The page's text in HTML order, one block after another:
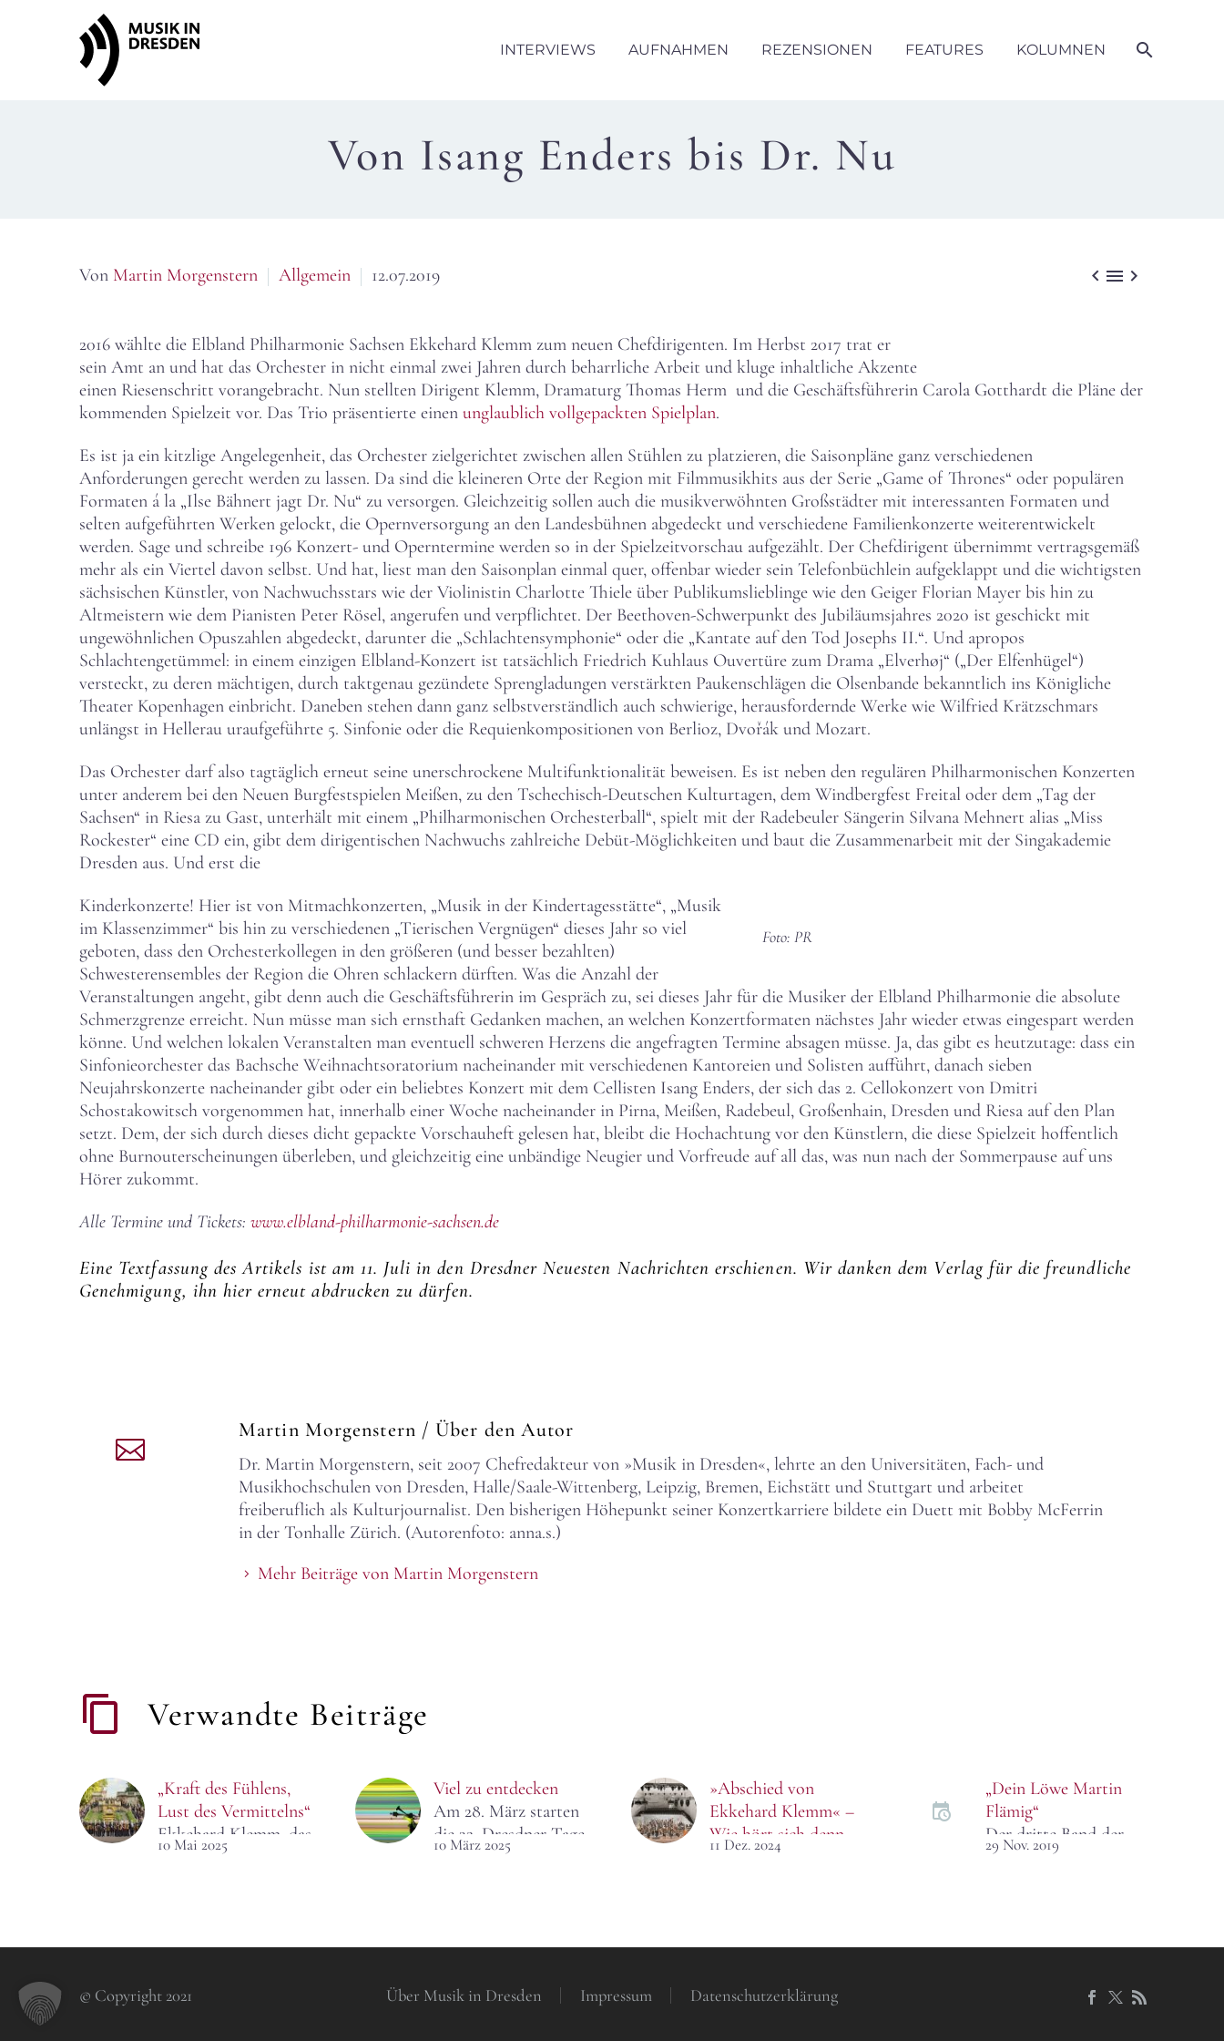
INTERVIEWS AUFNAHMEN REZENSIONEN FEATURES KOLUMNEN
Von Isang Enders bis Dr. Nu
  
Von Martin Morgenstern Allgemein 12.07.2019
2016 wählte die Elbland Philharmonie Sachsen Ekkehard Klemm zum neuen Chefdirigenten. Im Herbst 2017 trat er
sein Amt an und hat das Orchester in nicht einmal zwei Jahren durch beharrliche Arbeit und kluge inhaltliche Akzente
einen Riesenschritt vorangebracht. Nun stellten Dirigent Klemm, Dramaturg Thomas Herm und die Geschäftsführerin Carola Gotthardt die Pläne der
kommenden Spielzeit vor. Das Trio präsentierte einen unglaublich vollgepackten Spielplan.
Es ist ja ein kitzlige Angelegenheit, das Orchester zielgerichtet zwischen allen Stühlen zu platzieren, die Saisonpläne ganz verschiedenen
Anforderungen gerecht werden zu lassen. Da sind die kleineren Orte der Region mit Filmmusikhits aus der Serie „Game of Thrones“ oder populären
Formaten á la „Ilse Bähnert jagt Dr. Nu“ zu versorgen. Gleichzeitig sollen auch die musikverwöhnten Großstädter mit interessanten Formaten und
selten aufgeführten Werken gelockt, die Opernversorgung an den Landesbühnen abgedeckt und verschiedene Familienkonzerte weiterentwickelt
werden. Sage und schreibe 196 Konzert- und Operntermine werden so in der Spielzeitvorschau aufgezählt. Der Chefdirigent übernimmt vertragsgemäß
mehr als ein Viertel davon selbst. Und hat, liest man den Saisonplan einmal quer, offenbar wieder sein Telefonbüchlein aufgeklappt und die wichtigsten
sächsischen Künstler, von Nachwuchsstars wie der Violinistin Charlotte Thiele über Publikumslieblinge wie den Geiger Florian Mayer bis hin zu
Altmeistern wie dem Pianisten Peter Rösel, angerufen und verpflichtet. Der Beethoven-Schwerpunkt des Jubiläumsjahres 2020 ist geschickt mit
ungewöhnlichen Opuszahlen abgedeckt, darunter die „Schlachtensymphonie“ oder die „Kantate auf den Tod Josephs II.“. Und apropos
Schlachtengetümmel: in einem einzigen Elbland-Konzert ist tatsächlich Friedrich Kuhlaus Ouvertüre zum Drama „Elverhøj“ („Der Elfenhügel“)
versteckt, zu deren mächtigen, durch taktgenau gezündete Sprengladungen verstärkten Paukenschlägen die Olsenbande bekanntlich ins Königliche
Theater Kopenhagen einbricht. Daneben stehen dann ganz selbstverständlich auch schwierige, herausfordernde Werke wie Wilfried Krätzschmars
unlängst in Hellerau uraufgeführte 5. Sinfonie oder die Requienkompositionen von Berlioz, Dvořák und Mozart.
Das Orchester darf also tagtäglich erneut seine unerschrockene Multifunktionalität beweisen. Es ist neben den regulären Philharmonischen Konzerten
unter anderem bei den Neuen Burgfestspielen Meißen, zu den Tschechisch-Deutschen Kulturtagen, dem Windbergfest Freital oder dem „Tag der
Sachsen“ in Riesa zu Gast, unterhält mit einem „Philharmonischen Orchesterball“, spielt mit der Radebeuler Sängerin Silvana Mehnert alias „Miss
Rockester“ eine CD ein, gibt dem dirigentischen Nachwuchs zahlreiche Debüt-Möglichkeiten und baut die Zusammenarbeit mit der Singakademie
Dresden aus. Und erst die
Foto: PR
Kinderkonzerte! Hier ist von Mitmachkonzerten, „Musik in der Kindertagesstätte“, „Musik
im Klassenzimmer“ bis hin zu verschiedenen „Tierischen Vergnügen“ dieses Jahr so viel
geboten, dass den Orchesterkollegen in den größeren (und besser bezahlten)
Schwesterensembles der Region die Ohren schlackern dürften. Was die Anzahl der
Veranstaltungen angeht, gibt denn auch die Geschäftsführerin im Gespräch zu, sei dieses Jahr für die Musiker der Elbland Philharmonie die absolute
Schmerzgrenze erreicht. Nun müsse man sich ernsthaft Gedanken machen, an welchen Konzertformaten nächstes Jahr wieder etwas eingespart werden
könne. Und welchen lokalen Veranstalten man eventuell schweren Herzens die angefragten Termine absagen müsse. Ja, das gibt es heutzutage: dass ein
Sinfonieorchester das Bachsche Weihnachtsoratorium nacheinander mit verschiedenen Kantoreien und Solisten aufführt, danach sieben
Neujahrskonzerte nacheinander gibt oder ein beliebtes Konzert mit dem Cellisten Isang Enders, der sich das 2. Cellokonzert von Dmitri
Schostakowitsch vorgenommen hat, innerhalb einer Woche nacheinander in Pirna, Meißen, Radebeul, Großenhain, Dresden und Riesa auf den Plan
setzt. Dem, der sich durch dieses dicht gepackte Vorschauheft gelesen hat, bleibt die Hochachtung vor den Künstlern, die diese Spielzeit hoffentlich
ohne Burnouterscheinungen überleben, und gleichzeitig eine unbändige Neugier und Vorfreude auf all das, was nun nach der Sommerpause auf uns
Hörer zukommt.
Alle Termine und Tickets: www.elbland-philharmonie-sachsen.de
Eine Textfassung des Artikels ist am 11. Juli in den Dresdner Neuesten Nachrichten erschienen. Wir danken dem Verlag für die freundliche
Genehmigung, ihn hier erneut abdrucken zu dürfen.
Martin Morgenstern / Über den Autor
Dr. Martin Morgenstern, seit 2007 Chefredakteur von »Musik in Dresden«, lehrte an den Universitäten, Fach- und
Musikhochschulen von Dresden, Halle/Saale-Wittenberg, Leipzig, Bremen, Eichstätt und Stuttgart und arbeitet
freiberuflich als Kulturjournalist. Den bisherigen Höhepunkt seiner Konzertkarriere bildete ein Duett mit Bobby McFerrin
in der Tonhalle Zürich. (Autorenfoto: anna.s.)
Mehr Beiträge von Martin Morgenstern
Verwandte Beiträge
„Kraft des Fühlens,
Lust des Vermittelns“
Ekkehard Klemm, das
musikalische Dresden
haben bei Ihrem
Siegfried…
10 Mai 2025
Viel zu entdecken
Am 28. März starten
die 32. Dresdner Tage
der zeitgenössischen
10 März 2025
»Abschied von
Ekkehard Klemm« –
Wie hört sich denn
das an?
mit einer anderen
Klassentreffen?
11 Dez. 2024
„Dein Löwe Martin
Flämig“
Der dritte Band der
»Schriften des
gewidmet.
Herrmann, zu Flämigs
29 Nov. 2019
Über Musik in Dresden Impressum Datenschutzerklärung
© Copyright 2021